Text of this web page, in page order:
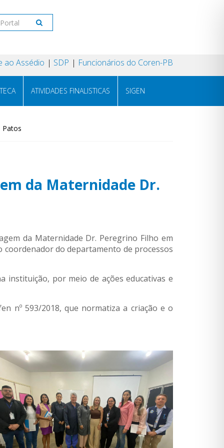
ao Assédio SDP Funcionários do Coren-PB
ATIVIDADES FINALISTICAS SIGEN
Patos
da Maternidade Dr.
da Maternidade Dr. Peregrino Filho em
coordenador do departamento de processos
instituição, por meio de ações educativas e
nº 593/2018, que normatiza a criação e o